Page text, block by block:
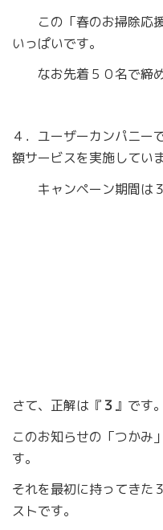
この「春のお掃除応援
いっぱいです。
なお先着５０名で締め
４．ユーザーカンパニー
額サービスを実施していま
キャンペーン期間は３
さて、正解は『 ３』です。
このお知らせの「つかみ
す。
それを最初に持ってきた
ストです。